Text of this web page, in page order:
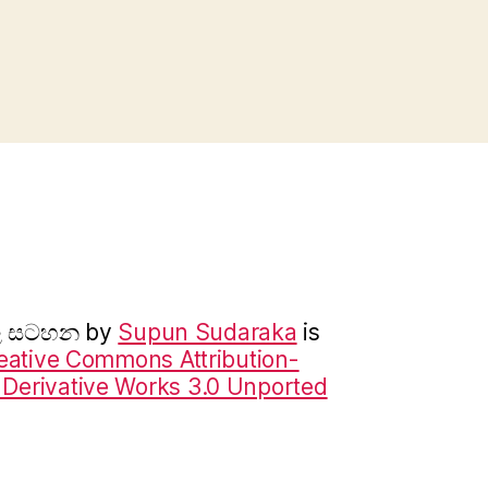
සටහනby Supun Sudaraka is
Commons Attribution-
Works 3.0 Unported